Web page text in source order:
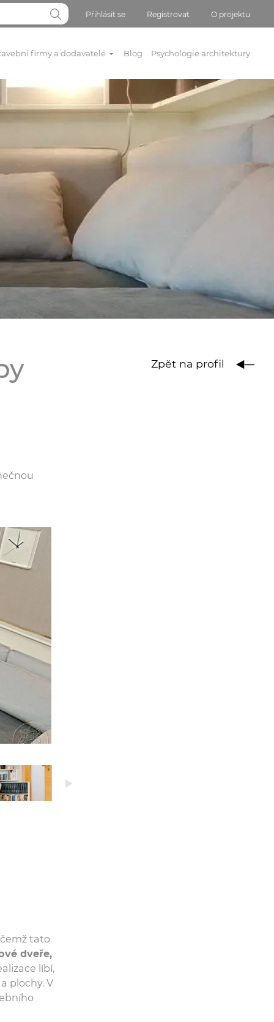
Přihlásit se Registrovat O projektu
firmy a dodavatelé Blog Psychologie architektury
tato
dveře,
líbí,
plochy. V
Zpět na profil